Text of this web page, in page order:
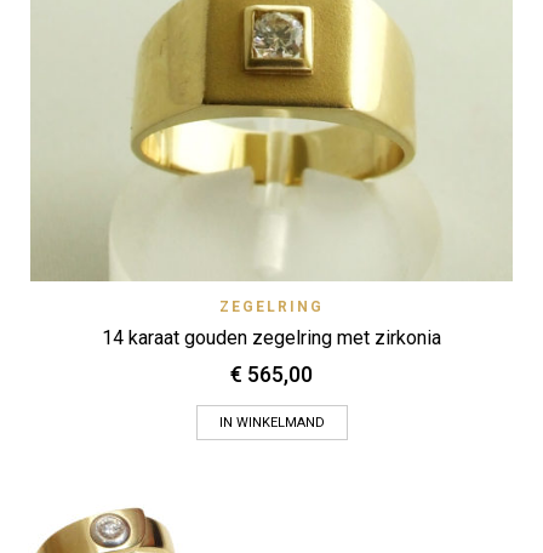
ZEGELRING
14 karaat gouden zegelring met zirkonia
€ 565,00
IN WINKELMAND